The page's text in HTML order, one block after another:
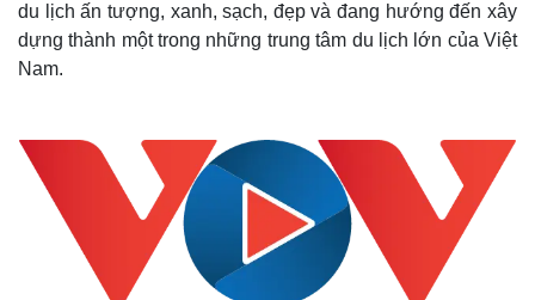
Multimedia
du lịch ấn tượng, xanh, sạch, đẹp và đang hướng đến xây
dựng thành một trong những trung tâm du lịch lớn của Việt
Nam.